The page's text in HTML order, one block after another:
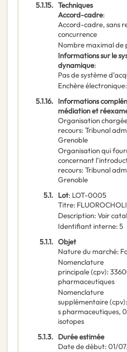
5.1.15. Techniques
Accord-cadre:
Accord-cadre, sans
concurrence
Nombre maximal de
Informations sur le
dynamique:
Pas de système
Enchère électronique:
5.1.16. Informations
médiation et
Organisation
recours: Tribunal
Grenoble
Organisation qui
concernant
recours: Tribunal
Grenoble
5.1. Lot: LOT-0005
Titre:
Description: Voir
Identifiant interne: 5
5.1.1. Objet
Nature du marché:
Nomenclature
principale(cpv):
pharmaceutiques
Nomenclature
supplémentaire(cpv):
s pharmaceutiques,
isotopes
5.1.3. Durée estimée
Date de début: 01/